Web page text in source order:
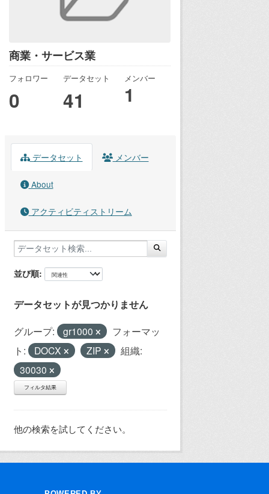
商業・サービス業
フォロワー
0
データセット
41
メンバー
1
データセット メンバー
About
アクティビティストリーム
並び順
データセットが見つかりません
グループ: gr1000
フォーマッ
ト:
DOCX ZIP
組織:
30030
フィルタ結果
他の検索を試してください。